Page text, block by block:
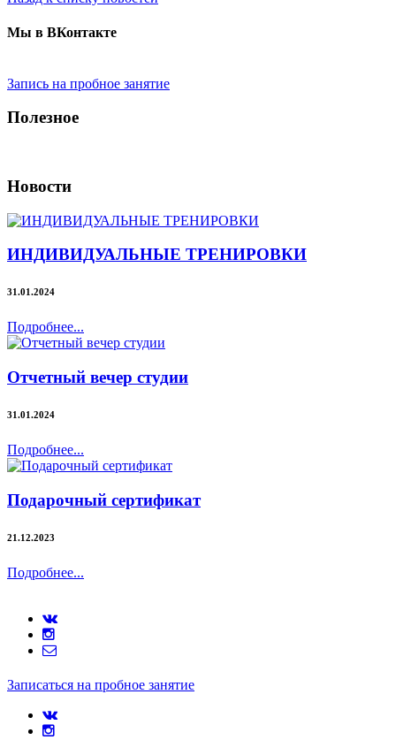
Мы в ВКонтакте
Запись на пробное занятие
Полезное
Новости
ИНДИВИДУАЛЬНЫЕ ТРЕНИРОВКИ
31.01.2024
Подробнее...
Отчетный вечер студии
31.01.2024
Подробнее...
Подарочный сертификат
21.12.2023
Подробнее...
Записаться на пробное занятие